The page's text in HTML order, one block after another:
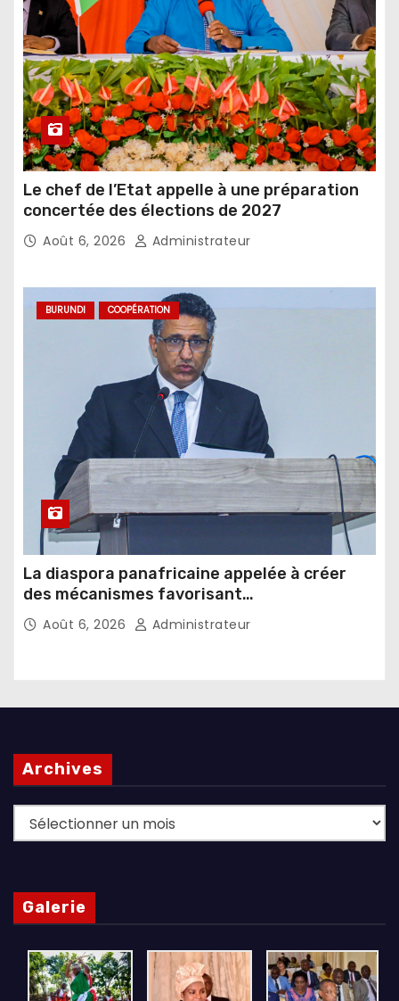
Le chef de l’Etat appelle à une préparation
concertée des élections de 2027
Août 6, 2026 Administrateur
BURUNDI COOPÉRATION
La diaspora panafricaine appelée à créer
des mécanismes favorisant
l’investissement dans les pays d’origine
Août 6, 2026 Administrateur
Archives
Archives
Galerie